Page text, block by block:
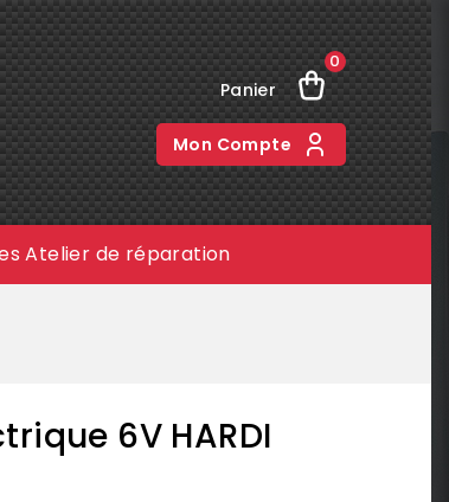
Panier
0
Mon Compte
Atelier de réparation
6V HARDI